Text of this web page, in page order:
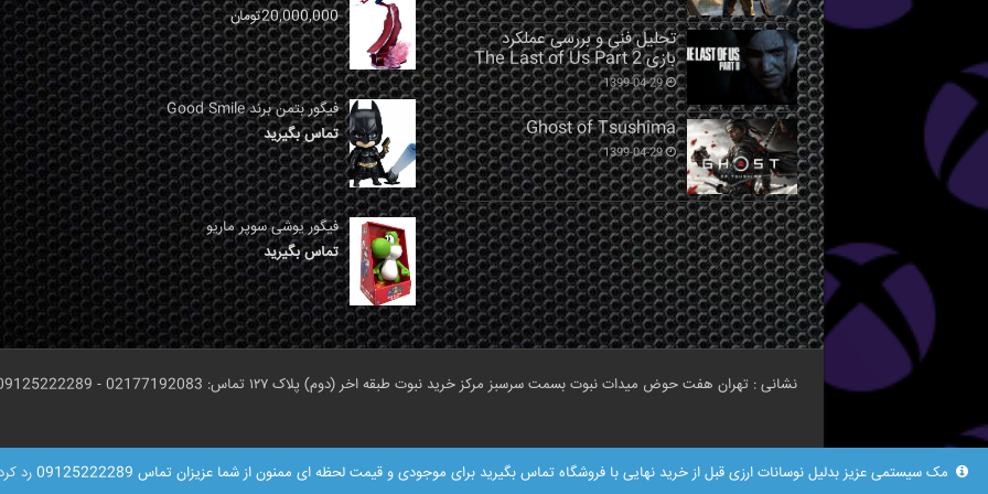
تحلیل فنی و بررسی عملکرد
بازی The Last of Us Part 2
1399-04-29
Ghost of Tsushima
1399-04-29
20,000,000تومان
فیگور بتمن برند Good Smile
تماس بگیرید
فیگور یوشی سوپر ماریو
تماس بگیرید
نشانی : تهران هفت حوض میدات نبوت بسمت سرسبز مرکز خرید نبوت طبقه اخر (دوم) پلاک ۱۲۷ تماس: 02177192083 - 09125222289
مک سیستمی عزیز بدلیل نوسانات ارزی قبل از خرید نهایی با فروشگاه تماس بگیرید برای موجودی و قیمت لحظه ای ممنون از شما عزیزان تماس 09125222289 رد